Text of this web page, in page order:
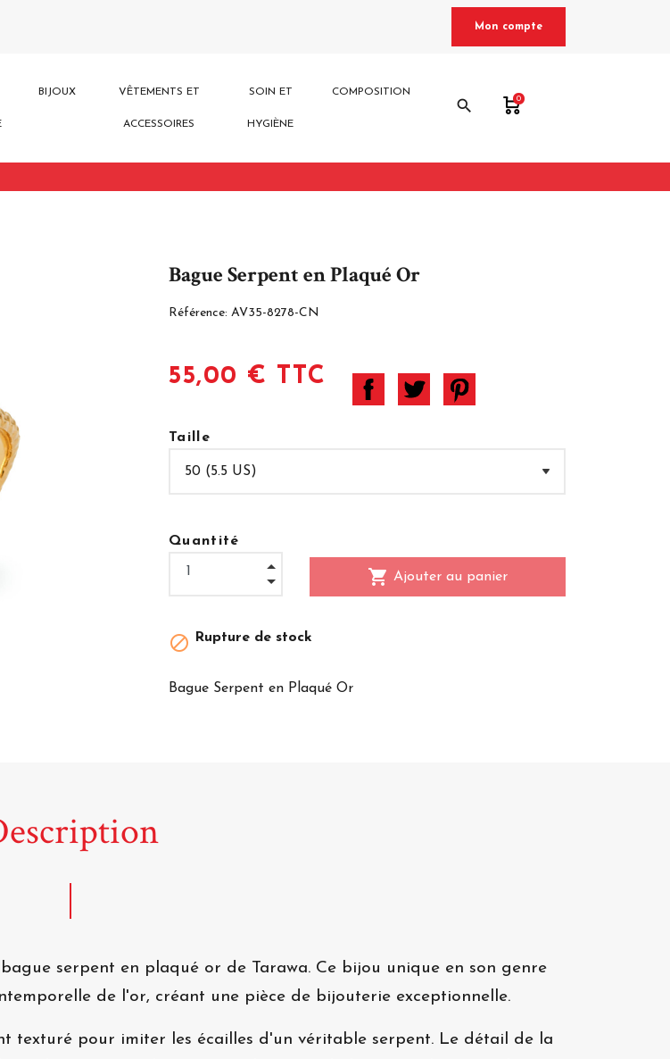
Mon compte
BIJOUX VÊTEMENTS ET
ACCESSOIRES
SOIN ET
HYGIÈNE
COMPOSITION
search 0
Bague Serpent en Plaqué Or
Référence: AV35-8278-CN
55,00 € TTC
Taille
Quantité
shopping_cart Ajouter au panier
 Rupture de stock
Bague Serpent en Plaqué Or
serpent en plaqué or de Tarawa. Ce bijou unique en son genre
de l'or, créant une pièce de bijouterie exceptionnelle.
texturé pour imiter les écailles d'un véritable serpent. Le détail de la